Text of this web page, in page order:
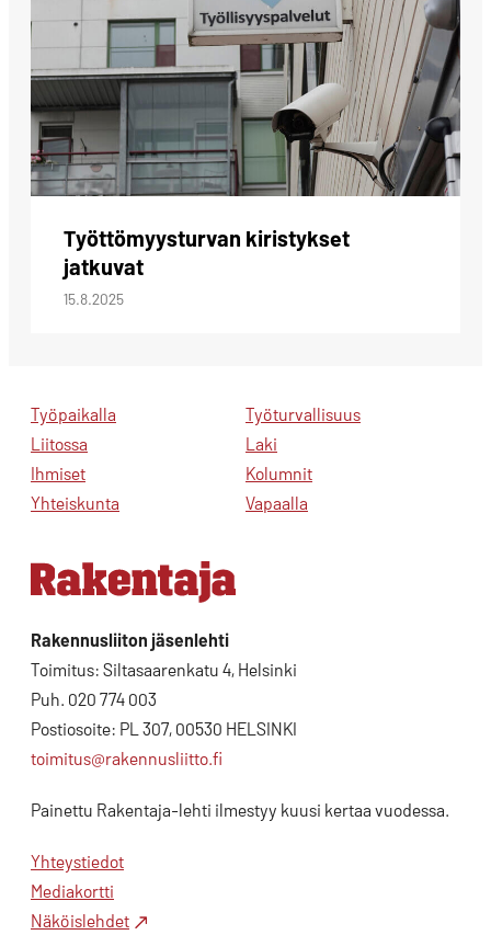
Työttömyysturvan kiristykset
jatkuvat
15.8.2025
Työpaikalla
Liitossa
Ihmiset
Yhteiskunta
Työturvallisuus
Laki
Kolumnit
Vapaalla
Rakennusliiton jäsenlehti
Toimitus: Siltasaarenkatu 4, Helsinki
Puh. 020 774 003
Postiosoite: PL 307, 00530 HELSINKI
toimitus@rakennusliitto.fi
Painettu Rakentaja-lehti ilmestyy kuusi kertaa vuodessa.
Yhteystiedot
Mediakortti
Näköislehdet